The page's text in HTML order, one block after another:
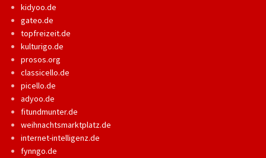
kidyoo.de
gateo.de
topfreizeit.de
kulturigo.de
prosos.org
classicello.de
picello.de
adyoo.de
fitundmunter.de
weihnachtsmarktplatz.de
internet-intelligenz.de
fynngo.de